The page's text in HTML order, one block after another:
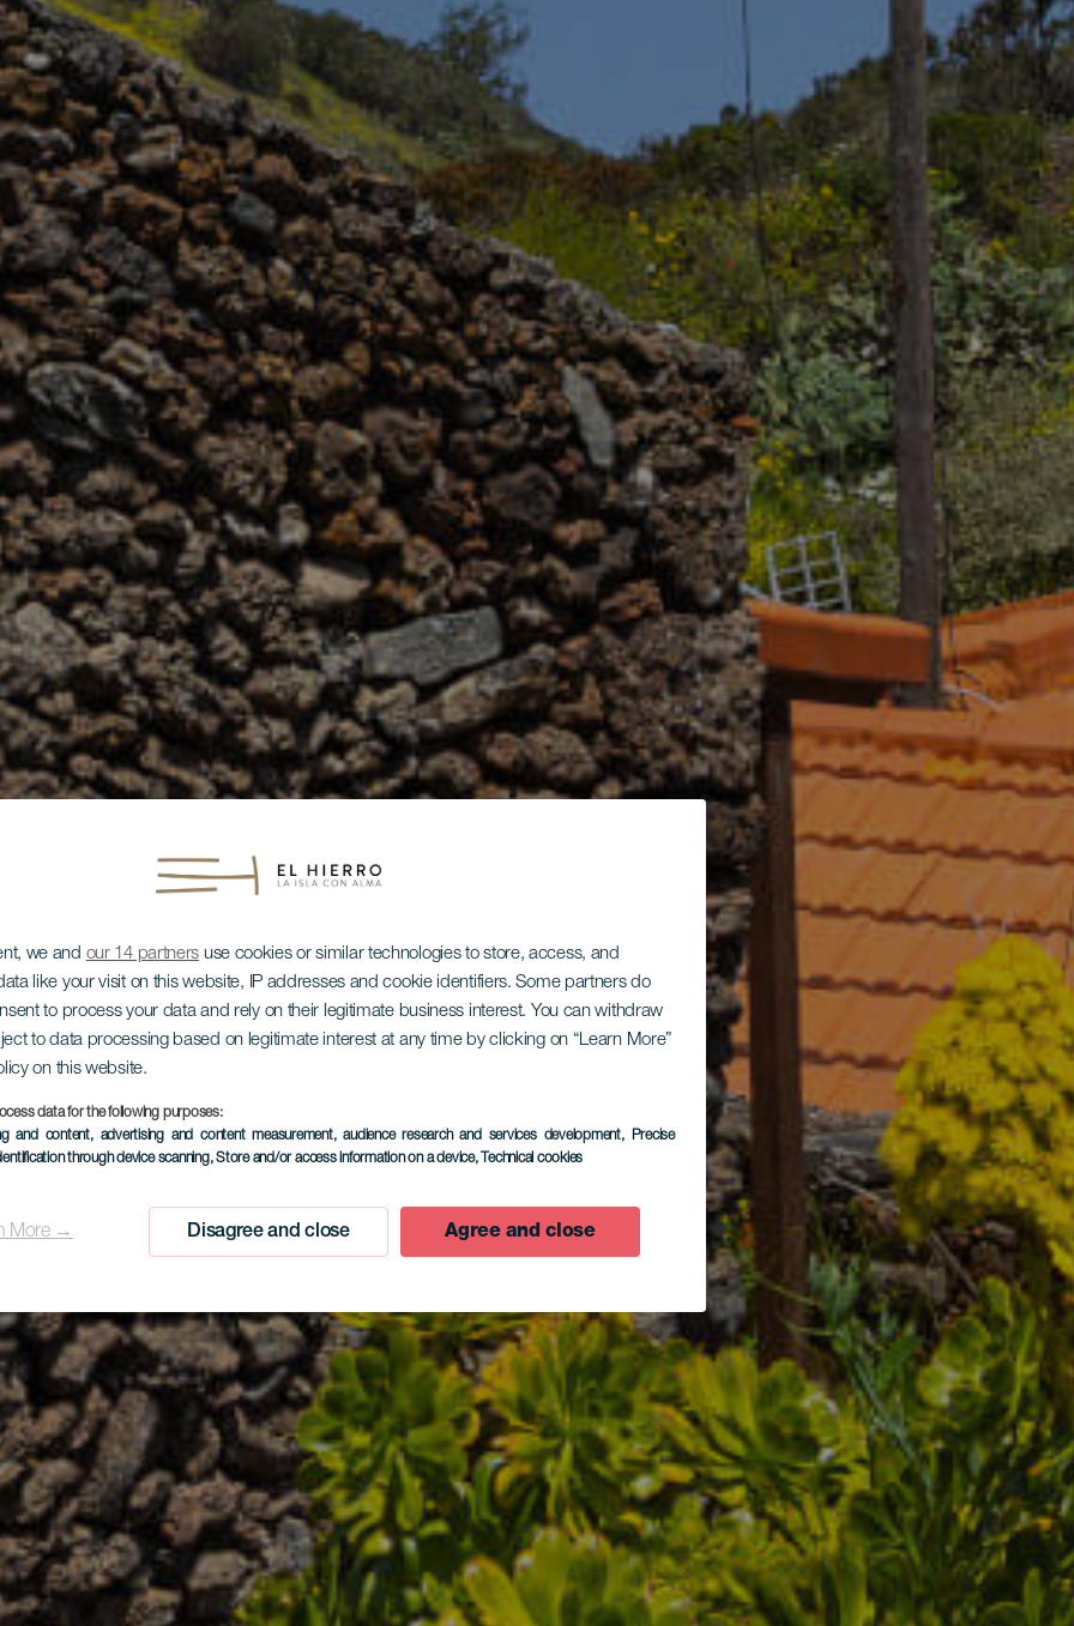
we and our 14 partners use cookies or similar technologies to store, access, and
like your visit on this website, IP addresses and cookie identifiers. Some partners do
to process your data and rely on their legitimate business interest. You can withdraw
to data processing based on legitimate interest at any time by clicking on “Learn More”
on this website.
data for the following purposes:
and content, advertising and content measurement, audience research and services development, Precise
through device scanning, Store and/or access information on a device, Technical cookies
More → Disagree and close Agree and close